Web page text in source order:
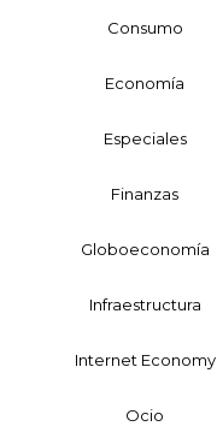
Consumo
Economía
Especiales
Finanzas
Globoeconomía
Infraestructura
Internet Economy
Ocio